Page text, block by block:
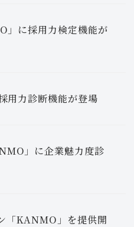
」に採用力検定機能が
用力診断機能が登場
」に企業魅力度診
「KANMO」を提供開